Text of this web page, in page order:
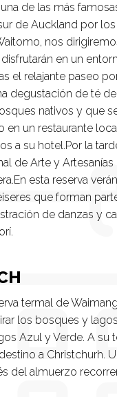
de las más
de Auckland por
nos
en un
el relajante paseo
degustación de té
nativos y que
un restaurante
a su hotel.Por la
de Arte y
esta reserva
que forman
de danzas y
termal de
los bosques y
Azul y Verde. A su
a Christchurh.
del almuerzo